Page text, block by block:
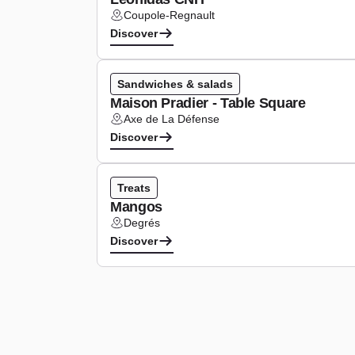
Lieu :Coupole-Regnault
Discover
Type de cuisine :
Sandwiches & salads
Maison Pradier - Table Square
Lieu :Axe de La Défense
Discover
Type de cuisine :
Treats
Mangos
Lieu :Degrés
Discover